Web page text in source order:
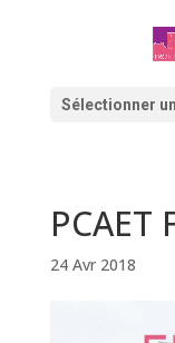
Sélectionner
PCAET
24 Avr 2018